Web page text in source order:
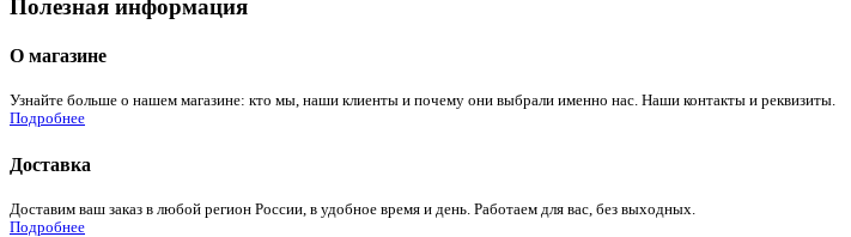
Полезная информация
О магазине
Узнайте больше о нашем магазине: кто мы, наши клиенты и почему они выбрали именно нас. Наши контакты и реквизиты.
Подробнее
Доставка
Доставим ваш заказ в любой регион России, в удобное время и день. Работаем для вас, без выходных.
Подробнее